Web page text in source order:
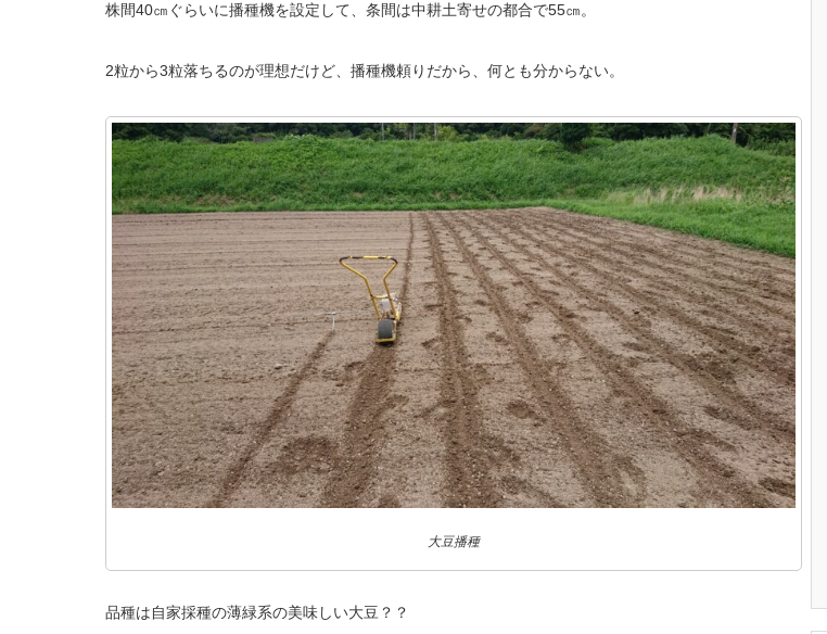
株間40㎝ぐらいに播種機を設定して、条間は中耕土寄せの都合で55㎝。
2粒から3粒落ちるのが理想だけど、播種機頼りだから、何とも分からない。
大豆播種
品種は自家採種の薄緑系の美味しい大豆？？